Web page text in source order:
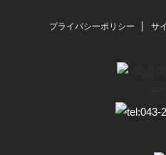
プライバシーポリシー サ